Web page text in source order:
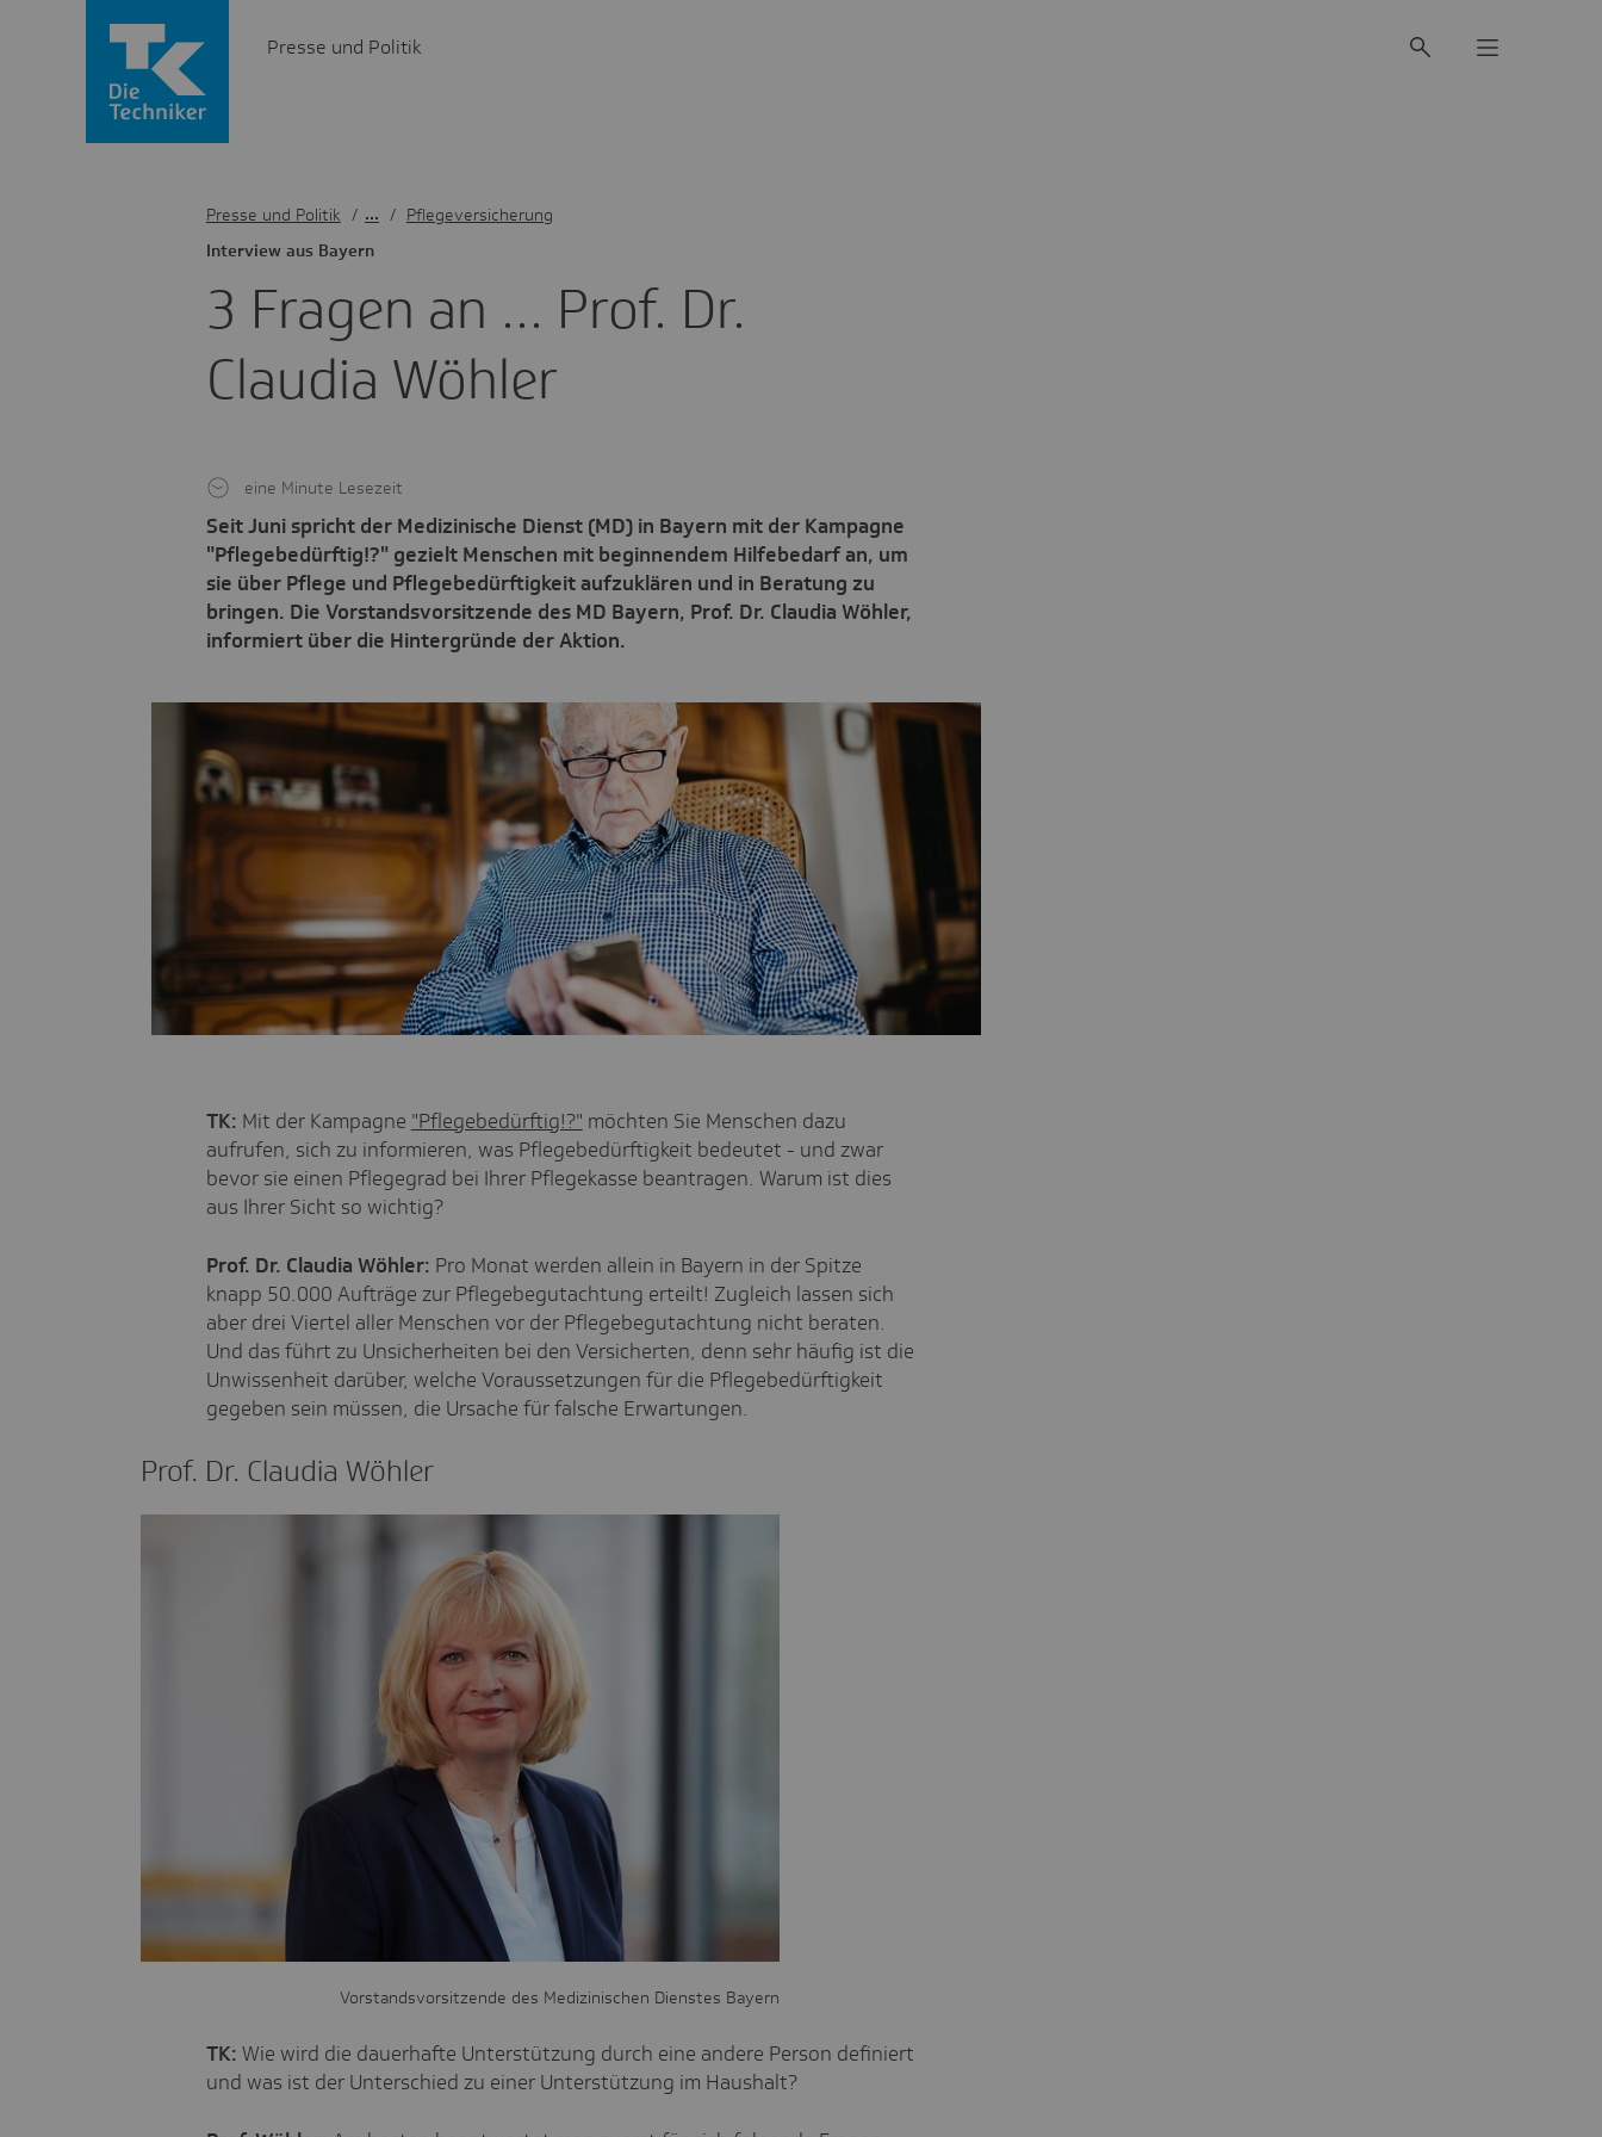
Presse und Politik
3 Fragen an ... Prof. Dr.
Claudia Wöhler
Inter­view aus Bayern
Seit Juni spricht der Medizinische Dienst (MD) in Bayern mit der Kampagne
"Pflegebedürftig!?" gezielt Menschen mit beginnendem Hilfebedarf an, um
sie über Pflege und Pflegebedürftigkeit aufzuklären und in Beratung zu
bringen. Die Vorstandsvorsitzende des MD Bayern, Prof. Dr. Claudia Wöhler,
informiert über die Hintergründe der Aktion.
eine Minute Lesezeit
Presse und Politik / Pflegeversicherung
TK: Mit der Kampagne "Pflegebedürftig!?" möchten Sie Menschen dazu
aufrufen, sich zu informieren, was Pflegebedürftigkeit bedeutet - und zwar
bevor sie einen Pflegegrad bei Ihrer Pflegekasse beantragen. Warum ist dies
aus Ihrer Sicht so wichtig?
Prof. Dr. Claudia Wöhler: Pro Monat werden allein in Bayern in der Spitze
knapp 50.000 Aufträge zur Pflegebegutachtung erteilt! Zugleich lassen sich
aber drei Viertel aller Menschen vor der Pflegebegutachtung nicht beraten.
Und das führt zu Unsicherheiten bei den Versicherten, denn sehr häufig ist die
Unwissenheit darüber, welche Voraussetzungen für die Pflegebedürftigkeit
gegeben sein müssen, die Ursache für falsche Erwartungen.
Prof. Dr. Claudia Wöhler
Vorstandsvorsitzende des Medizinischen Dienstes Bayern
TK: Wie wird die dauerhafte Unterstützung durch eine andere Person definiert
und was ist der Unterschied zu einer Unterstützung im Haushalt?